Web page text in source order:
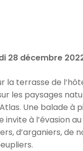
28 décembre
la terrasse de
les paysages
Une balade à
à l’évasion au
d’arganiers, de